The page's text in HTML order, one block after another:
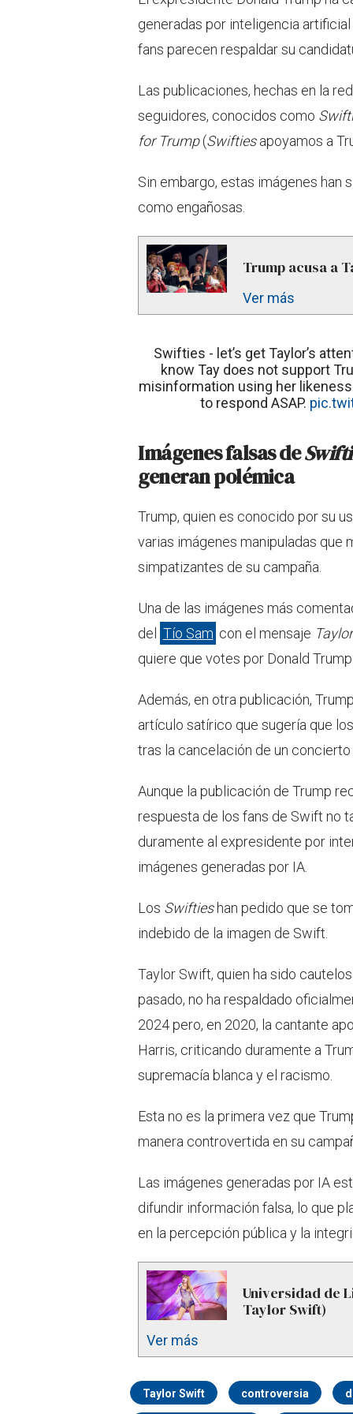
generadas por inteligencia
fans parecen respaldar su
Las publicaciones, hechas en la
seguidores, conocidos como
for Trump(Swiftiesapoyamos a
Sin embargo, estas imágenes han
como engañosas.
Trump acusa a
Ver más
Swifties - let’s get Taylor’s
know Tay does not support
misinformation using her
to respond ASAP.
Imágenes falsas de
generan polémica
Trump, quien es conocido por su
varias imágenes manipuladas que
simpatizantes de su campaña.
Una de las imágenes más
del
Tío Sam con el mensaje
quiere que votes por Donald
Además, en otra publicación,
artículo satírico que sugería que
tras la cancelación de un
Aunque la publicación de Trump
respuesta de los fans de Swift no
duramente al expresidente por
imágenes generadas por IA.
Los Swiftieshan pedido que se
indebido de la imagen de Swift.
Taylor Swift, quien ha sido
pasado, no ha respaldado
2024 pero, en 2020, la cantante
Harris, criticando duramente a
supremacía blanca y el racismo.
Esta no es la primera vez que
manera controvertida en su
Las imágenes generadas por IA
difundir información falsa, lo que
en la percepción pública y la
Universidad de
Taylor Swift)
Ver más
Taylor Swift controversia